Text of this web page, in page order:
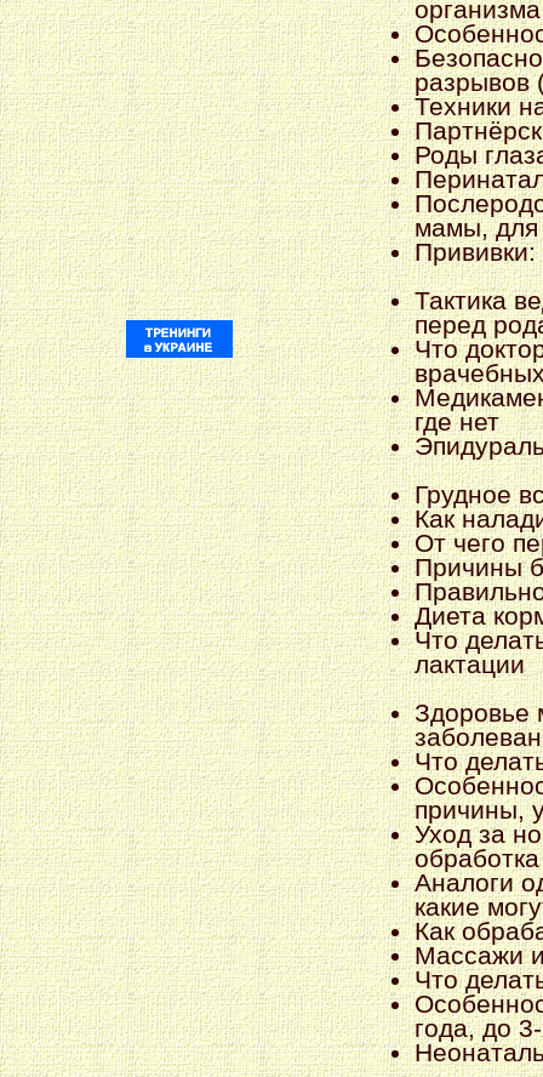
организма
разрывов
Техники
Роды
мамы, для
Прививки:
Тактика
перед
Что
где нет
Грудное
Как
От чего
Причины
Диета
Что
лактации
Здоровье
Что
причины,
Уход за
Аналоги
какие
Как
Массажи и
Что
года, до